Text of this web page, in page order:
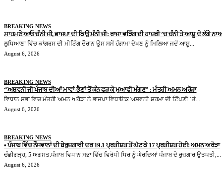
BREAKING NEWS
ਸਾਹਮਣੇ ਆਓ ਚੰਨੀ ਜੀ, ਭਾਜਪਾ ਦੀ ਕਿਉਂ ਮੰਨੀ ਜੀ: ਰਾਜਾ ਵੜਿੰਗ ਦੀ ਹਾਜ਼ਰੀ ’ਚ ਚੰਨੀ ਤੇ ਆਸ਼ੂ ਦੇ ਲੱਗੇ
ਲੁਧਿਆਣਾ ਵਿੱਚ ਕਾਂਗਰਸ ਦੀ ਮੀਟਿੰਗ ਦੌਰਾਨ ਉਸ ਸਮੇਂ ਹੰਗਾਮਾ ਦੇਖਣ ਨੂੰ ਮਿਲਿਆ ਜਦੋਂ ਆਸ਼ੂ...
August 6, 2026
BREAKING NEWS
“ਅਸ਼ਵਨੀ ਜੀ ਪੰਜਾਬ ਦੀਆਂ ਮਾਵਾਂ-ਭੈਣਾਂ ਤੋਂ ਕੰਨ ਫੜ ਕੇ ਮੁਆਫੀ ਮੰਗਣ” : ਮੰਤਰੀ ਅਮਨ ਅਰੋੜਾ
ਵਿਧਾਨ ਸਭਾ ਵਿਚ ਮੰਤਰੀ ਅਮਨ ਅਰੋੜਾ ਨੇ ਭਾਜਪਾ ਵਿਧਾਇਕ ਅਸ਼ਵਨੀ ਸ਼ਰਮਾ ਦੀ ਟਿੱਪਣੀ ‘ਤੇ...
August 6, 2026
BREAKING NEWS
• ਪੰਜਾਬ ਵਿੱਚ ਨੌਜਵਾਨਾਂ ਦੀ ਬੇਰੁਜ਼ਗਾਰੀ ਦਰ 19.1 ਪ੍ਰਤੀਸ਼ਤ ਤੋਂ ਘੱਟ ਕੇ 17 ਪ੍ਰਤੀਸ਼ਤ ਹੋਈ: ਅਮਨ ਅਰੋੜਾ
ਚੰਡੀਗੜ੍ਹ, 5 ਅਗਸਤ:ਪੰਜਾਬ ਵਿਧਾਨ ਸਭਾ ਵਿੱਚ ਵਿਰੋਧੀ ਧਿਰ ਨੂੰ ਘੇਰਦਿਆਂ ਪੰਜਾਬ ਦੇ ਰੁਜ਼ਗਾਰ ਉਤਪਤੀ,...
August 6, 2026